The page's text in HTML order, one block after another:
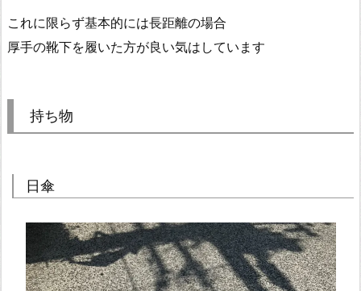
これに限らず基本的には長距離の場合
厚手の靴下を履いた方が良い気はしています
持ち物
日傘